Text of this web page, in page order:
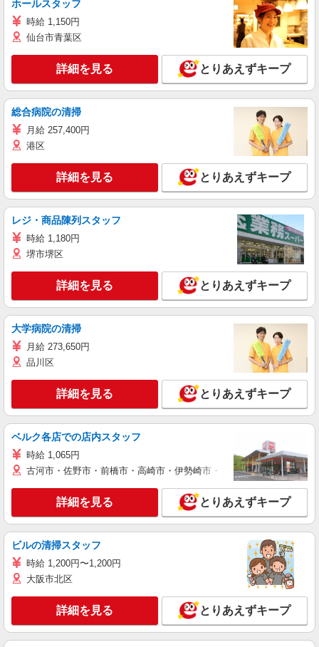
ホールスタッフ
時給 1,150円
仙台市青葉区
詳細を見る とりあえずキープ
総合病院の清掃
月給 257,400円
港区
詳細を見る とりあえずキープ
レジ・商品陳列スタッフ
時給 1,180円
堺市堺区
詳細を見る とりあえずキープ
大学病院の清掃
月給 273,650円
品川区
詳細を見る とりあえずキープ
ベルク各店での店内スタッフ
時給 1,065円
古河市・佐野市・前橋市・高崎市・伊勢崎市・太田市・館林市・藤
詳細を見る とりあえずキープ
ビルの清掃スタッフ
時給 1,200円〜1,200円
大阪市北区
詳細を見る とりあえずキープ